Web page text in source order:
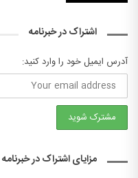
اشتراک در خبرنامه
آدرس ایمیل خود را وارد کنید:
مزایای اشتراک در خبرنامه